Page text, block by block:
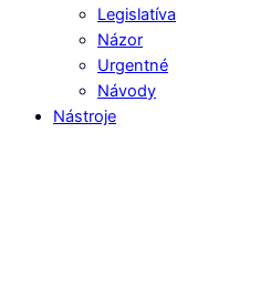
Legislatíva
Názor
Urgentné
Návody
Nástroje